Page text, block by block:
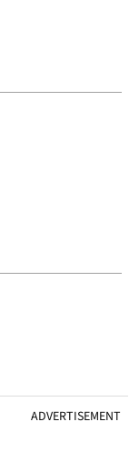
ADVERTISEMENT